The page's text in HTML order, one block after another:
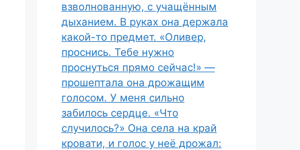
взволнованную, с учащённым
дыханием. В руках она держала
какой-то предмет. «Оливер,
проснись. Тебе нужно
проснуться прямо сейчас!» —
прошептала она дрожащим
голосом. У меня сильно
забилось сердце. «Что
случилось?» Она села на край
кровати, и голос у неё дрожал: